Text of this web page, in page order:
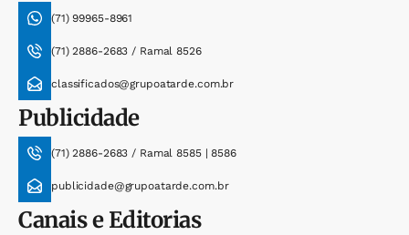
(71) 99965-8961
(71) 2886-2683 / Ramal 8526
classificados@grupoatarde.com.br
Publicidade
(71) 2886-2683 / Ramal 8585 | 8586
publicidade@grupoatarde.com.br
Canais e Editorias